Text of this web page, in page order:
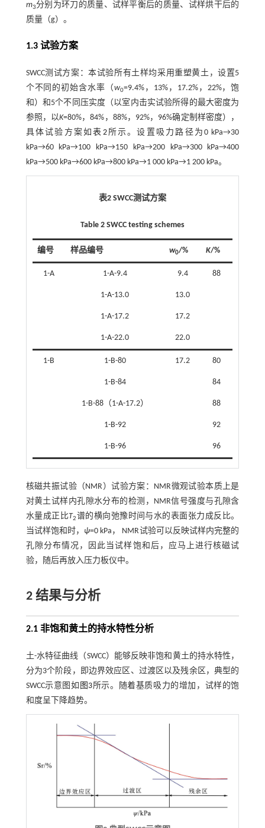
m3分别为环刀的质量、试样平衡后的质量、试样烘干后的
质量（g）。
1.3 试验方案
SWCC测试方案：本试验所有土样均采用重塑黄土，设置5
个不同的初始含水率（w0=9.4%，13%，17.2%，22%，饱
和）和5个不同压实度（以室内击实试验所得的最大密度为
参照，以K=80%，84%，88%，92%，96%确定制样密度），
具体试验方案如表2所示。设置吸力路径为0 kPa→30
kPa→60 kPa→100 kPa→150 kPa→200 kPa→300 kPa→400
kPa→500 kPa→600 kPa→800 kPa→1 000 kPa→1 200 kPa。
表2 SWCC测试方案
Table 2 SWCC testing schemes
编号 样品编号 w0/% K/%
1-A 1-A-9.4 9.4 88
1-A-13.0 13.0
1-A-17.2 17.2
1-A-22.0 22.0
1-B 1-B-80 17.2 80
1-B-84 84
1-B-88（1-A-17.2） 88
1-B-92 92
1-B-96 96
核磁共振试验（NMR）试验方案：NMR微观试验本质上是
对黄土试样内孔隙水分布的检测，NMR信号强度与孔隙含
水量成正比T2谱的横向弛豫时间与水的表面张力成反比。
当试样饱和时， ψ=0 kPa， NMR试验可以反映试样内完整的
孔隙分布情况，因此当试样饱和后，应马上进行核磁试
验，随后再放入压力板仪中。
2 结果与分析
2.1 非饱和黄土的持水特性分析
土-水特征曲线（SWCC）能够反映非饱和黄土的持水特性，
分为3个阶段，即边界效应区、过渡区以及残余区，典型的
SWCC示意图如 图3所示。随着基质吸力的增加，试样的饱
和度呈下降趋势。